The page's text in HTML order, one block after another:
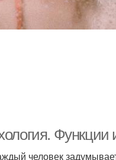
Функции
человек